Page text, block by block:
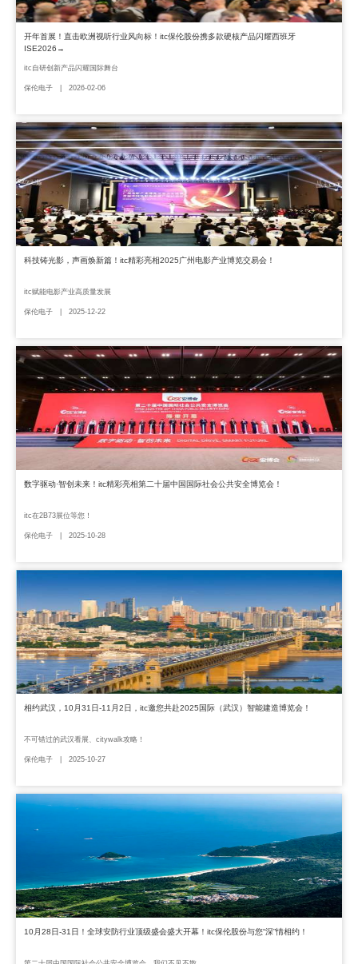
开年首展！直击欧洲视听行业风向标！itc保伦股份携多款硬核产品闪耀西班牙
ISE2026→
itc自研创新产品闪耀国际舞台
保伦电子 | 2026-02-06
科技铸光影，声画焕新篇！itc精彩亮相2025广州电影产业博览交易会！
itc赋能电影产业高质量发展
保伦电子 | 2025-12-22
数字驱动·智创未来！itc精彩亮相第二十届中国国际社会公共安全博览会！
itc在2B73展位等您！
保伦电子 | 2025-10-28
相约武汉，10月31日-11月2日，itc邀您共赴2025国际（武汉）智能建造博览会！
不可错过的武汉看展、citywalk攻略！
保伦电子 | 2025-10-27
10月28日-31日！全球安防行业顶级盛会盛大开幕！itc保伦股份与您“深”情相约！